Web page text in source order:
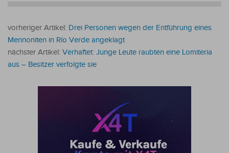
vorheriger Artikel: Drei Personen wegen der Entführung eines
Mennoniten in Río Verde angeklagt
nächster Artikel: Verhaftet: Junge Leute raubten eine Lomiteria
aus – Besitzer verfolgte sie